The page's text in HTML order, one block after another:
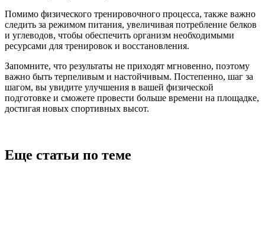
Помимо физического тренировочного процесса, также важно
следить за режимом питания, увеличивая потребление белков
и углеводов, чтобы обеспечить организм необходимыми
ресурсами для тренировок и восстановления.
Запомните, что результаты не приходят мгновенно, поэтому
важно быть терпеливым и настойчивым. Постепенно, шаг за
шагом, вы увидите улучшения в вашей физической
подготовке и сможете провести больше времени на площадке,
достигая новых спортивных высот.
Еще статьи по теме